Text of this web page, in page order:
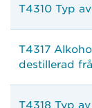
T4310 Typ
T4317
destillerad
T4318 Typ